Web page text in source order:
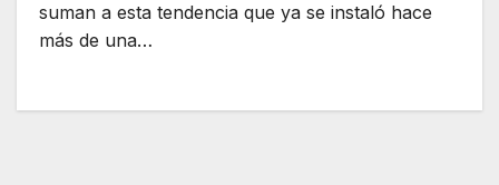
suman a esta tendencia que ya se instaló hace
más de una…